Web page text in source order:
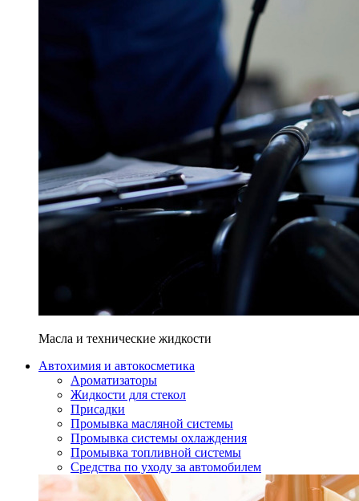
Масла и технические жидкости
Автохимия и автокосметика
Ароматизаторы
Жидкости для стекол
Присадки
Промывка масляной системы
Промывка системы охлаждения
Промывка топливной системы
Средства по уходу за автомобилем